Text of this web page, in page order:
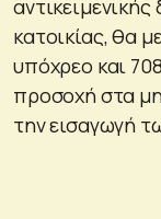
κατοικίας, θα
υπόχρεο και
προσοχή στα
την εισαγωγή